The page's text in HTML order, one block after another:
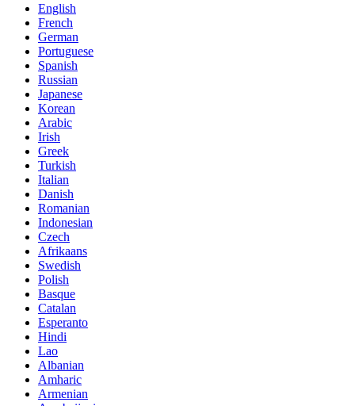
English
French
German
Portuguese
Spanish
Russian
Japanese
Korean
Arabic
Irish
Greek
Turkish
Italian
Danish
Romanian
Indonesian
Czech
Afrikaans
Swedish
Polish
Basque
Catalan
Esperanto
Hindi
Lao
Albanian
Amharic
Armenian